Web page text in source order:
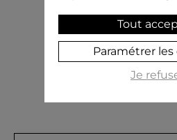
5,00 €
AJOUTER AU
Tout
Paramétrer les
Je